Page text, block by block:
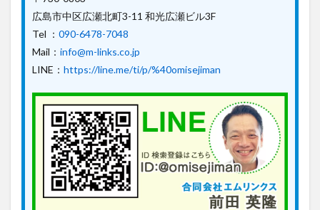
広島市中区広瀬北町3-11 和光広瀬ビル3F
Tel ： 090-6478-7048
Mail： info@m-links.co.jp
LINE： https://line.me/ti/p/%40omisejiman